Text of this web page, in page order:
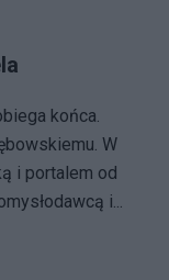
końca.
W
i portalem od
i...